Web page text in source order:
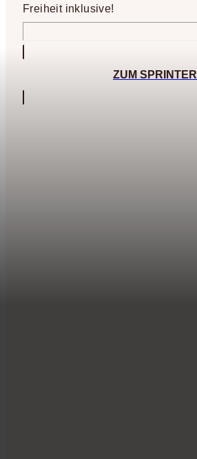
Freiheit inklusive!
ZUM SPRINTER